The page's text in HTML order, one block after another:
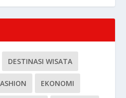
DESTINASI WISATA
EKONOMI